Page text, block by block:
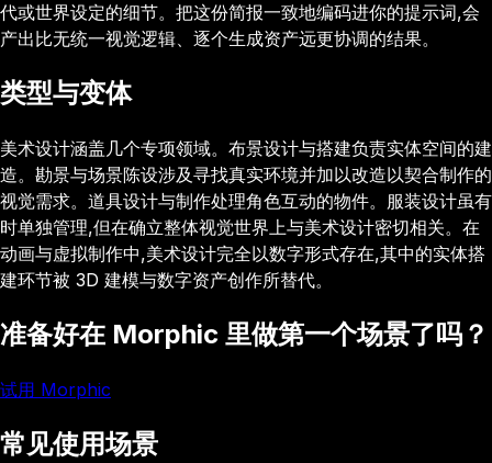
代或世界设定的细节。把这份简报一致地编码进你的提示词,会
产出比无统一视觉逻辑、逐个生成资产远更协调的结果。
类型与变体
美术设计涵盖几个专项领域。布景设计与搭建负责实体空间的建
造。勘景与场景陈设涉及寻找真实环境并加以改造以契合制作的
视觉需求。道具设计与制作处理角色互动的物件。服装设计虽有
时单独管理,但在确立整体视觉世界上与美术设计密切相关。在
动画与虚拟制作中,美术设计完全以数字形式存在,其中的实体搭
建环节被 3D 建模与数字资产创作所替代。
准备好在 Morphic 里做第一个场景了吗？
试用 Morphic
常见使用场景